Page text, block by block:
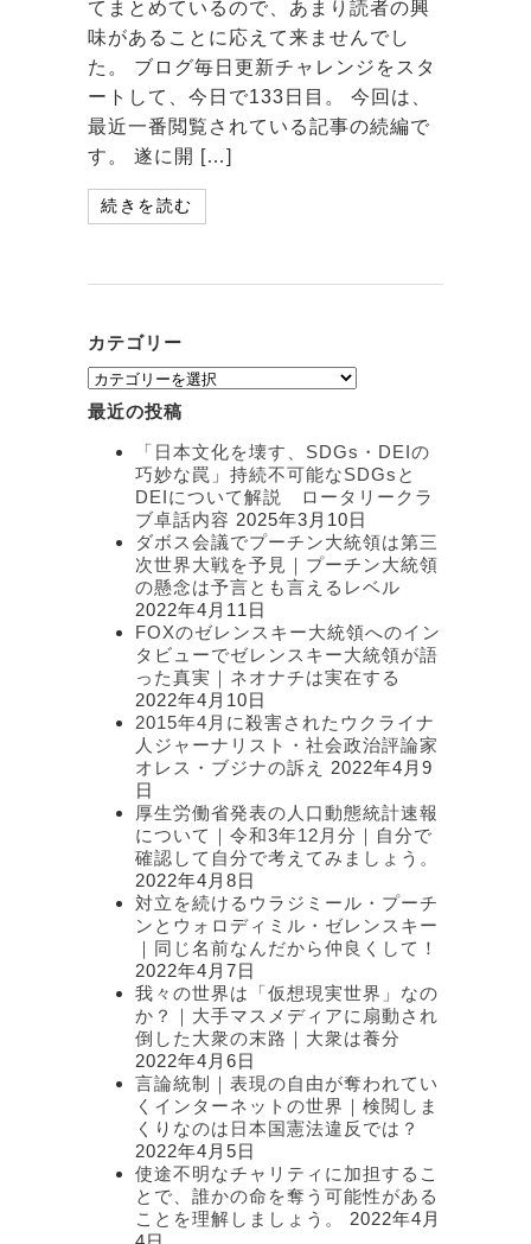
てまとめているので、あまり読者の興
味があることに応えて来ませんでし
た。 ブログ毎日更新チャレンジをスタ
ートして、今日で133日目。 今回は、
最近一番閲覧されている記事の続編で
す。 遂に開 […]
続きを読む
カテゴリー
カ
テ
ゴ
最近の投稿
「日本文化を壊す、SDGs・DEIの
巧妙な罠」持続不可能なSDGsと
DEIについて解説 ロータリークラ
ブ卓話内容 2025年3月10日
ダボス会議でプーチン大統領は第三
次世界大戦を予見｜プーチン大統領
の懸念は予言とも言えるレベル
2022年4月11日
FOXのゼレンスキー大統領へのイン
タビューでゼレンスキー大統領が語
った真実｜ネオナチは実在する
2022年4月10日
2015年4月に殺害されたウクライナ
人ジャーナリスト・社会政治評論家
オレス・ブジナの訴え
2022年4月9
日
厚生労働省発表の人口動態統計速報
について｜令和3年12月分｜自分で
確認して自分で考えてみましょう。
2022年4月8日
対立を続けるウラジミール・プーチ
ンとウォロディミル・ゼレンスキー
｜同じ名前なんだから仲良くして！
2022年4月7日
我々の世界は「仮想現実世界」なの
か？｜大手マスメディアに扇動され
倒した大衆の末路｜大衆は養分
2022年4月6日
言論統制｜表現の自由が奪われてい
くインターネットの世界｜検閲しま
くりなのは日本国憲法違反では？
2022年4月5日
使途不明なチャリティに加担するこ
とで、誰かの命を奪う可能性がある
ことを理解しましょう。
2022年4月